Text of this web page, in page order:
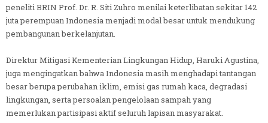
peneliti BRIN Prof. Dr. R. Siti Zuhro menilai keterlibatan sekitar 142
juta perempuan Indonesia menjadi modal besar untuk mendukung
pembangunan berkelanjutan.
Direktur Mitigasi Kementerian Lingkungan Hidup, Haruki Agustina,
juga mengingatkan bahwa Indonesia masih menghadapi tantangan
besar berupa perubahan iklim, emisi gas rumah kaca, degradasi
lingkungan, serta persoalan pengelolaan sampah yang
memerlukan partisipasi aktif seluruh lapisan masyarakat.